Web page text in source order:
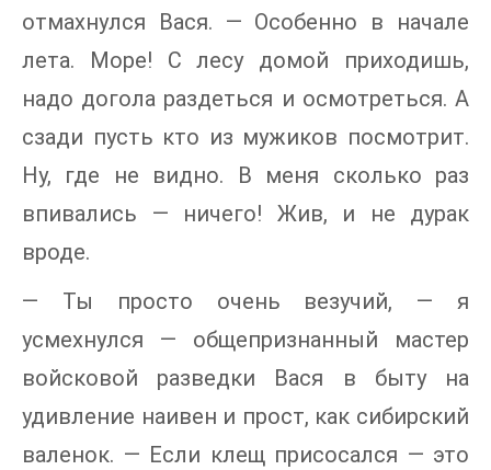
отмахнулся Вася. — Особенно в начале
лета. Море! С лесу домой приходишь,
надо догола раздеться и осмотреться. А
сзади пусть кто из мужиков посмотрит.
Ну, где не видно. В меня сколько раз
впивались — ничего! Жив, и не дурак
вроде.
— Ты просто очень везучий, — я
усмехнулся — общепризнанный мастер
войсковой разведки Вася в быту на
удивление наивен и прост, как сибирский
валенок. — Если клещ присосался — это